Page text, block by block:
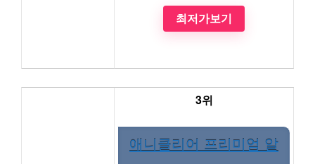
최저가보기
3위
애니클리어 프리미엄 알